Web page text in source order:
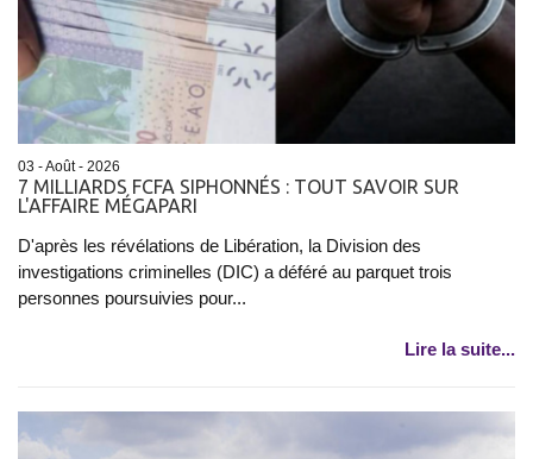
03 - Août - 2026
7 MILLIARDS FCFA SIPHONNÉS : TOUT SAVOIR SUR
L'AFFAIRE MÉGAPARI
D'après les révélations de Libération, la Division des
investigations criminelles (DIC) a déféré au parquet trois
personnes poursuivies pour...
Lire la suite...